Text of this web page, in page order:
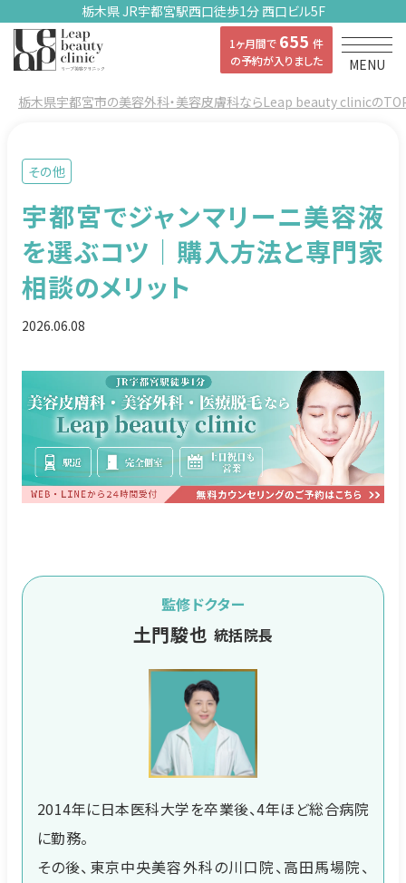
栃木県 JR宇都宮駅西口徒歩1分 西口ビル5F
1ヶ月間で 655 件
の予約が入りました
MENU
栃木県宇都宮市の美容外科・美容皮膚科ならLeap beauty clinicの
その他
宇都宮でジャンマリーニ美容液
を選ぶコツ｜購入方法と専門家
相談のメリット
2026.06.08
監修ドクター
土門駿也 統括院長
2014年に日本医科大学を卒業後、4年ほど総合病院
に勤務。
その後、東京中央美容外科の川口院、高田馬場院、